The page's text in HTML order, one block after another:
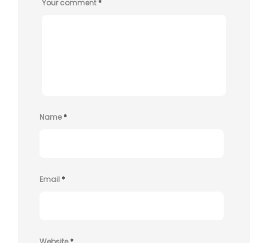
Your comment*
Name*
Email*